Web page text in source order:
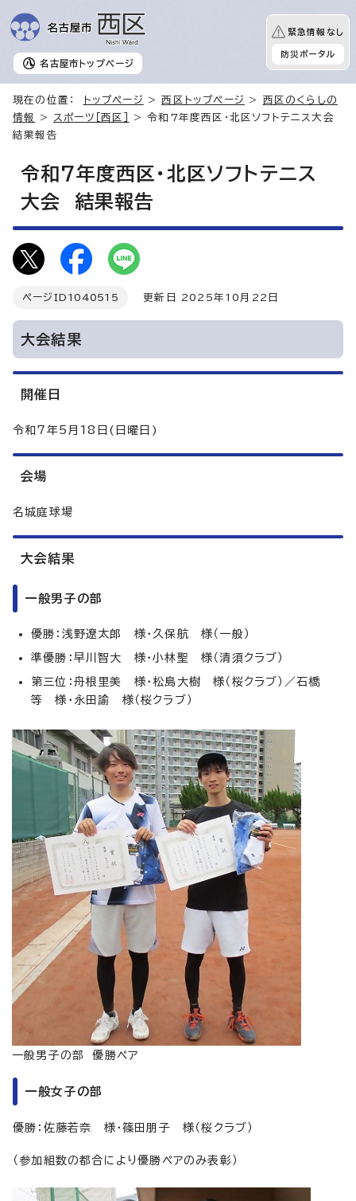
名古屋市 トップページ
緊急情報なし
防災ポータル
現在の位置： トップページ >西区トップページ > 西区のくらしの
情報
> スポーツ［西区］
> 令和7年度西区・北区ソフトテニス大会
結果報告
令和7年度西区・北区ソフトテニス
大会 結果報告
ページID 1040515 更新日 2025年10月22日
大会結果
開催日
令和7年5月18日(日曜日)
会場
名城庭球場
大会結果
一般男子の部
優勝：浅野遼太郎 様・久保航 様（一般）
準優勝：早川智大 様・小林聖 様（清須クラブ）
第三位：舟根里美 様・松島大樹 様（桜クラブ）／石橋
等 様・永田諭 様（桜クラブ）
一般男子の部 優勝ペア
一般女子の部
優勝：佐藤若奈 様・篠田朋子 様（桜クラブ）
（参加組数の都合により優勝ペアのみ表彰）